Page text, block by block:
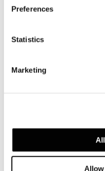
Preferences
Statistics
Marketing
Allow
Valencia,